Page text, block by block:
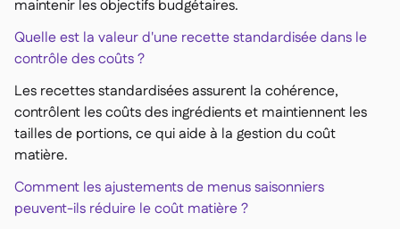
maintenir les objectifs budgétaires.
Quelle est la valeur d'une recette standardisée dans le
contrôle des coûts ?
Les recettes standardisées assurent la cohérence,
contrôlent les coûts des ingrédients et maintiennent les
tailles de portions, ce qui aide à la gestion du coût
matière.
Comment les ajustements de menus saisonniers
peuvent-ils réduire le coût matière ?